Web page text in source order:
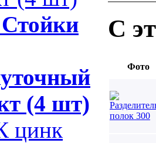
(4 шт)
цинк
С
Фото